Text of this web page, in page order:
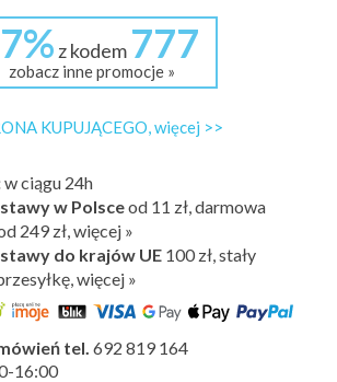
z kodem 777
zobacz inne promocje »
KUPUJĄCEGO, więcej >>
w ciągu 24h
w Polsceod 11 zł, darmowa
249 zł, więcej »
do krajów UE 100 zł,stały
więcej »
tel. 692 819 164
16:00